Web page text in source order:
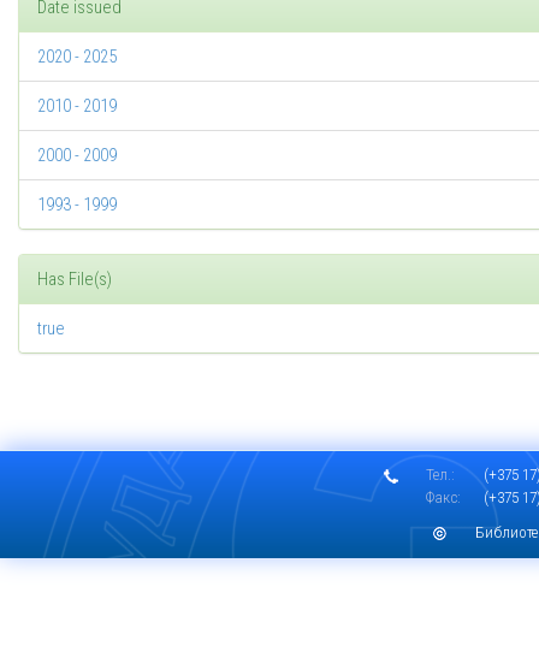
Date issued
2020 - 2025
2010 - 2019
2000 - 2009
1993 - 1999
Has File(s)
true
Тел.:
(+375
Факс:
(+375